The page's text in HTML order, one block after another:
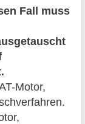
Fall muss
Motor,